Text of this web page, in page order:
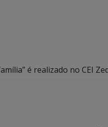
é realizado no CEI